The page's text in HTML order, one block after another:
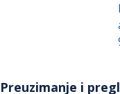
Preuzimanje i